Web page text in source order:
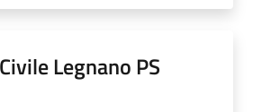
Legnano PS